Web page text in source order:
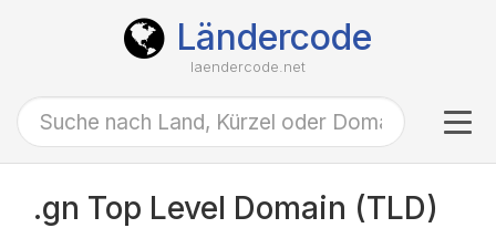
Ländercode
laendercode.net
.gn Top Level Domain (TLD)